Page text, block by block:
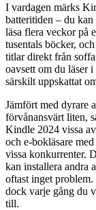
I vardagen märks
batteritiden – du kan
läsa flera veckor på
tusentals böcker,
titlar direkt från
oavsett om du läser
särskilt uppskattat
Jämfört med dyrare
förvånansvärt liten,
Kindle 2024 vissa
och e-bokläsare
vissa konkurrenter.
kan installera andra
oftast inget problem.
dock varje gång du
till.